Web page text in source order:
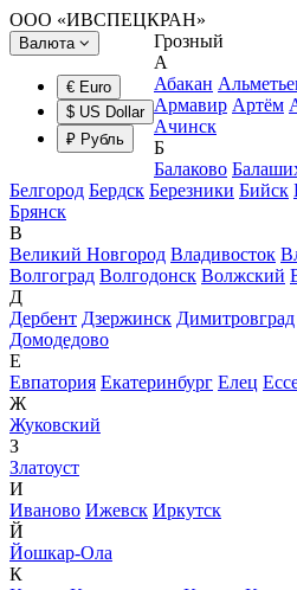
ООО «ИВСПЕЦКРАН»
Валюта
€ Euro
$ US Dollar
₽ Рубль
Грозный
А
Абакан
Армавир Артём
Ачинск
Б
Балаково
Белгород Бердск Березники Бийск
Брянск
В
Великий Новгород Владивосток
Волгоград Волгодонск Волжский
Д
Дербент Дзержинск Димитровград
Домодедово
Е
Евпатория Екатеринбург Елец
Ж
Жуковский
З
Златоуст
И
Иваново Ижевск Иркутск
Й
Йошкар-Ола
К